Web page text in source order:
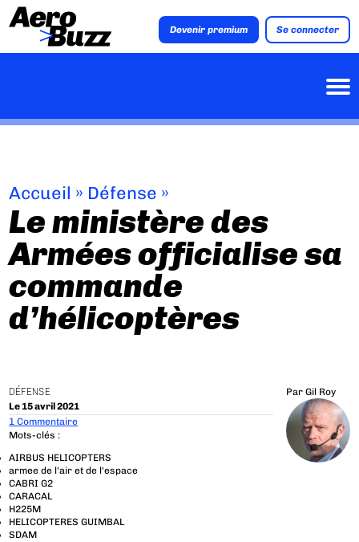
Devenir premium Se connecter
Accueil » Défense »
Le ministère des
Armées officialise sa
commande
d’hélicoptères
DÉFENSE
Le 15 avril 2021
Par Gil Roy
1 Commentaire
Mots-clés :
AIRBUS HELICOPTERS
armee de l'air et de l'espace
CABRI G2
CARACAL
H225M
HELICOPTERES GUIMBAL
SDAM